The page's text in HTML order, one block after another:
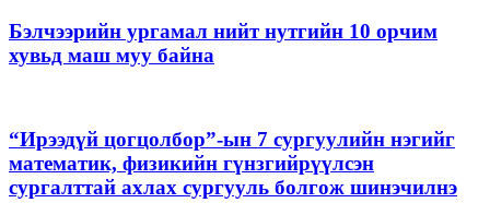
Бэлчээрийн ургамал нийт нутгийн 10 орчим
хувьд маш муу байна
“Ирээдүй цогцолбор”-ын 7 сургуулийн нэгийг
математик, физикийн гүнзгийрүүлсэн
сургалттай ахлах сургууль болгож шинэчилнэ